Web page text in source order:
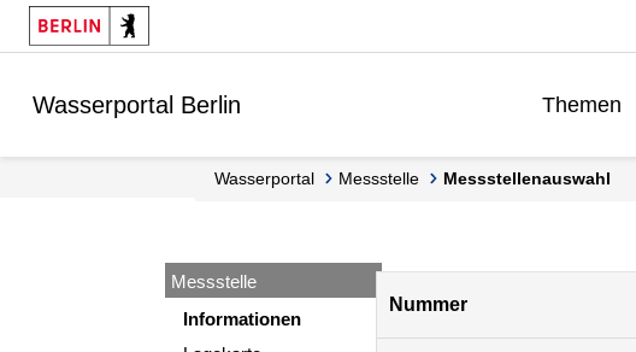
Springe zur Navigation
Springe zum Inhalt
Wasserportal Berlin Themen
Wasserportal Messstelle Messstellenauswahl
Messstelle
Informationen
Berlin
Nummer